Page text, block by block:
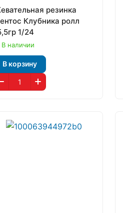
резинка
Клубника ролл
1/24
В наличии
В корзину